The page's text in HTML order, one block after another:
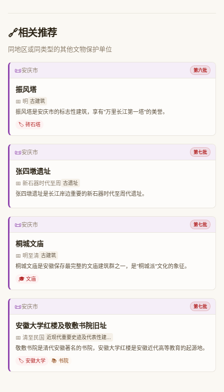
🔗相关推荐
同地区或同类型的其他文物保护单位
📜安庆市 第六批
振风塔
📅 明 古建筑
振风塔是安庆市的标志性建筑，享有"万里长江第一塔"的美誉。
🏷️ 砖石塔
📜安庆市 第七批
张四墩遗址
📅 新石器时代至周 古遗址
张四墩遗址是长江岸边重要的新石器时代至周代遗址。
📜安庆市 第七批
桐城文庙
📅 明至清 古建筑
桐城文庙是安徽保存最完整的文庙建筑群之一，是"桐城派"文化的象征。
🎓 文庙
📜安庆市 第七批
安徽大学红楼及敬敷书院旧址
📅 清至民国 近现代重要史迹及代表性建...
敬敷书院是清代安徽著名的书院，安徽大学红楼是安徽近代高等教育的起源地。
🏷️ 安徽大学 📚 书院